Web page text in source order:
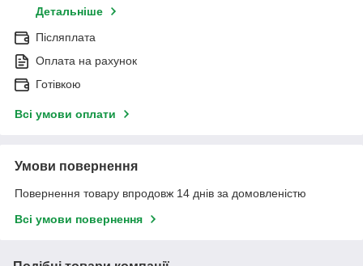
Детальніше
Післяплата
Оплата на рахунок
Готівкою
Всі умови оплати
Умови повернення
Повернення товару впродовж 14 днів за домовленістю
Всі умови повернення